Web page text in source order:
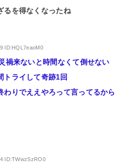
るを得なくなったね
ID:HQL7eaoM0
禍来ないと時間なくて倒せない
トライして奇跡1回
わりでええやろって言ってるから
ID:TWwzSzRO0